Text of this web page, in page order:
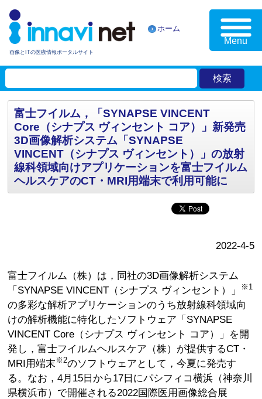
画像とITの医療情報ポータルサイト
ホーム
Menu
富士フイルム，「SYNAPSE VINCENT
Core（シナプス ヴィンセント コア）」新発売
3D画像解析システム「SYNAPSE
VINCENT（シナプス ヴィンセント）」の放射
線科領域向けアプリケーションを富士フイルム
ヘルスケアのCT・MRI用端末で利用可能に
2022-4-5
富士フイルム（株）は，同社の3D画像解析システム
「SYNAPSE VINCENT（シナプス ヴィンセント）」
※1
の多彩な解析アプリケーションのうち放射線科領域向
けの解析機能に特化したソフトウェア「SYNAPSE
VINCENT Core（シナプス ヴィンセント コア）」を開
発し，富士フイルムヘルスケア（株）が提供するCT・
MRI用端末 ※2のソフトウェアとして，今夏に発売す
る。なお，4月15日から17日にパシフィコ横浜（神奈川
県横浜市）で開催される2022国際医用画像総合展